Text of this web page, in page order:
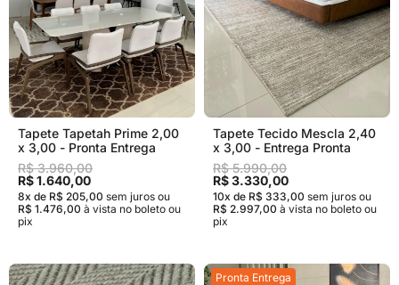
Tapete Tapetah Prime 2,00
x 3,00 - Pronta Entrega
R$ 3.960,00
R$ 1.640,00
8x de R$ 205,00 sem juros ou
R$ 1.476,00 à vista no boleto ou
pix
Tapete Tecido Mescla 2,40
x 3,00 - Entrega Pronta
R$ 5.990,00
R$ 3.330,00
10x de R$ 333,00 sem juros ou
R$ 2.997,00 à vista no boleto ou
pix
Pronta Entrega